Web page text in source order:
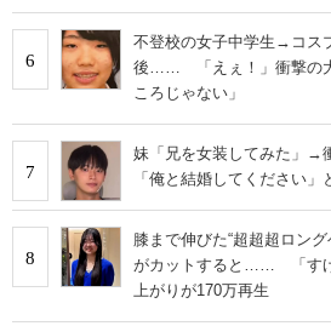
6
不登校の女子中学生→コス
後…… 「えぇ！」衝撃の
ころじゃない」
7
妹「兄を女装してみた」→
「俺と結婚してください」
8
膝まで伸びた“超超超ロン
がカットすると…… 「す
上がりが170万再生